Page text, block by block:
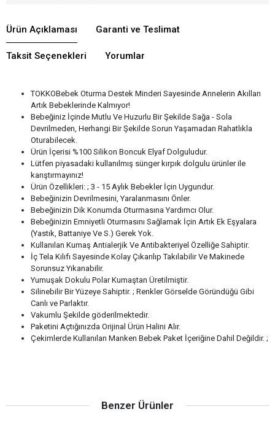
Ürün Açıklaması Garanti ve Teslimat
Taksit Seçenekleri Yorumlar
TOKKOBebek Oturma Destek Minderi Sayesinde Annelerin Akılları
Artık Bebeklerinde Kalmıyor!
Bebeğiniz İçinde Mutlu Ve Huzurlu Bir Şekilde Sağa - Sola
Devrilmeden, Herhangi Bir Şekilde Sorun Yaşamadan Rahatlıkla
Oturabilecek.
Ürün İçerisi %100 Silikon Boncuk Elyaf Dolguludur.
Lütfen piyasadaki kullanılmış sünger kırpık dolgulu ürünler ile
karıştırmayınız!
Ürün Özellikleri: ; 3 - 15 Aylık Bebekler İçin Uygundur.
Bebeğinizin Devrilmesini, Yaralanmasını Önler.
Bebeğinizin Dik Konumda Oturmasına Yardımcı Olur.
Bebeğinizin Emniyetli Oturmasını Sağlamak İçin Artık Ek Eşyalara
(Yastık, Battaniye Ve S.) Gerek Yok.
Kullanılan Kumaş Antialerjik Ve Antibakteriyel Özelliğe Sahiptir.
İç Tela Kılıfı Sayesinde Kolay Çıkarılıp Takılabilir Ve Makinede
Sorunsuz Yıkanabilir.
Yumuşak Dokulu Polar Kumaştan Üretilmiştir.
Silinebilir Bir Yüzeye Sahiptir. ; Renkler Görselde Göründüğü Gibi
Canlı ve Parlaktır.
Vakumlu Şekilde göderilmektedir.
Paketini Açtığınızda Orijinal Ürün Halini Alır.
Çekimlerde Kullanılan Manken Bebek Paket İçeriğine Dahil Değildir. ;
Benzer Ürünler